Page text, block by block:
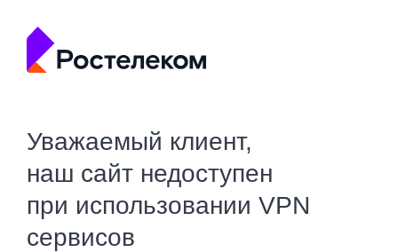
Уважаемый клиент,
наш сайт недоступен
при использовании VPN
сервисов